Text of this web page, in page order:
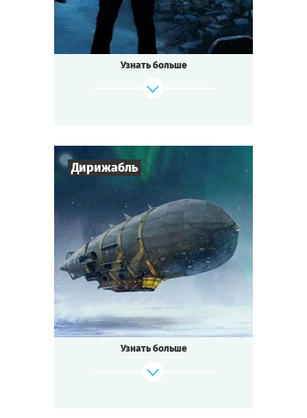
Cыграть Смотреть сценарий
Узнать больше
Дирижабль
7-10
Время игры ч.
Тематика Стимпанк
Тип квеста Мини-квестория
Узнать больше